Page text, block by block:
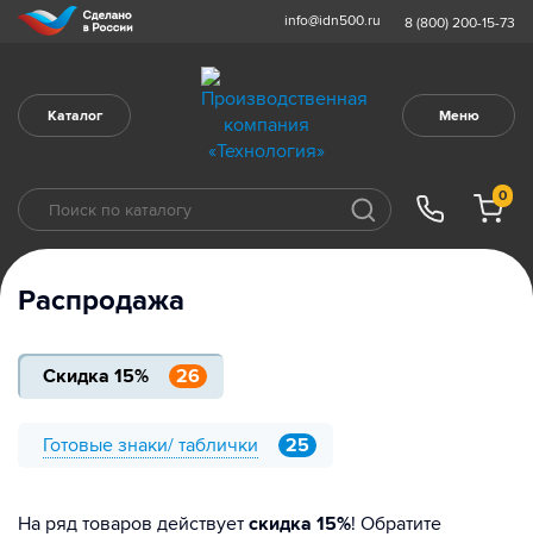
info@idn500.ru 8 (800) 200-15-73
Каталог Меню
0
Распродажа
Скидка 15% 26
Готовые знаки/ таблички 25
На ряд товаров действует скидка 15%! Обратите